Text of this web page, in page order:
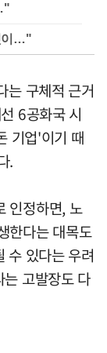
이…"
는 구체적 근거
6공화국 시
기업'이기 때
.
인정하면, 노
한다는 대목도
수 있다는 우려
고발장도 다